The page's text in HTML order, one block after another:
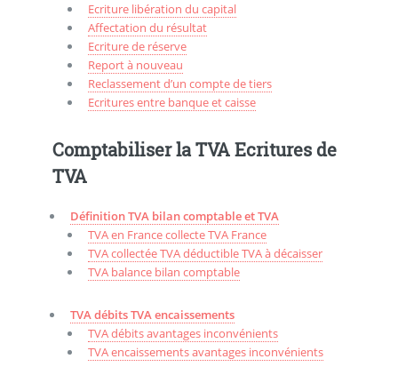
Ecriture libération du capital
Affectation du résultat
Ecriture de réserve
Report à nouveau
Reclassement d’un compte de tiers
Ecritures entre banque et caisse
Comptabiliser la TVA Ecritures de
TVA
Définition TVA bilan comptable et TVA
TVA en France collecte TVA France
TVA collectée TVA déductible TVA à décaisser
TVA balance bilan comptable
TVA débits TVA encaissements
TVA débits avantages inconvénients
TVA encaissements avantages inconvénients